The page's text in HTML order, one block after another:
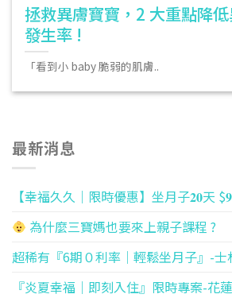
拯救異膚寶寶，2 大重點降
發生率 !
「看到小 baby 脆弱的肌膚..
最新消息
【幸福久久｜限時優惠】坐月子𝟐𝟎天
為什麼三寶媽也要來上親子課程 ?
超稀有『6期０利率｜輕鬆坐月子』-士
『炎夏幸福｜即刻入住』限時專案-花